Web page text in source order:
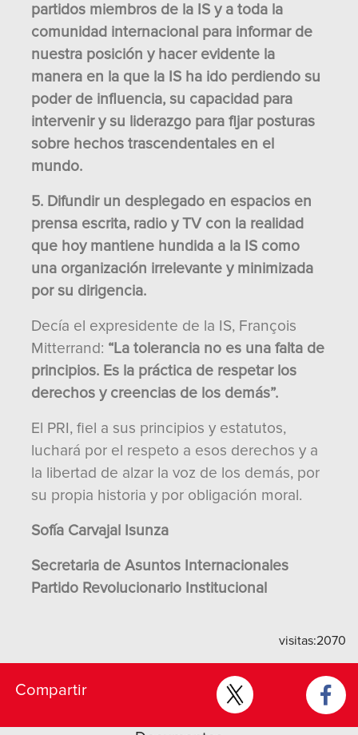
partidos miembros de la IS y a toda la
comunidad internacional para informar de
nuestra posición y hacer evidente la
manera en la que la IS ha ido perdiendo su
poder de influencia, su capacidad para
intervenir y su liderazgo para fijar posturas
sobre hechos trascendentales en el
mundo.
5. Difundir un desplegado en espacios en
prensa escrita, radio y TV con la realidad
que hoy mantiene hundida a la IS como
una organización irrelevante y minimizada
por su dirigencia.
Decía el expresidente de la IS, François
Mitterrand: “La tolerancia no es una falta de
principios. Es la práctica de respetar los
derechos y creencias de los demás”.
El PRI, fiel a sus principios y estatutos,
luchará por el respeto a esos derechos y a
la libertad de alzar la voz de los demás, por
su propia historia y por obligación moral.
Sofía Carvajal Isunza
Secretaria de Asuntos Internacionales
Partido Revolucionario Institucional
visitas:2070
Compartir